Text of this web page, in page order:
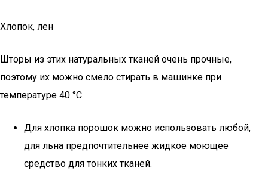
Хлопок, лен
Шторы из этих натуральных тканей очень прочные,
поэтому их можно смело стирать в машинке при
температуре 40 °C.
Для хлопка порошок можно использовать любой,
для льна предпочтительнее жидкое моющее
средство для тонких тканей.